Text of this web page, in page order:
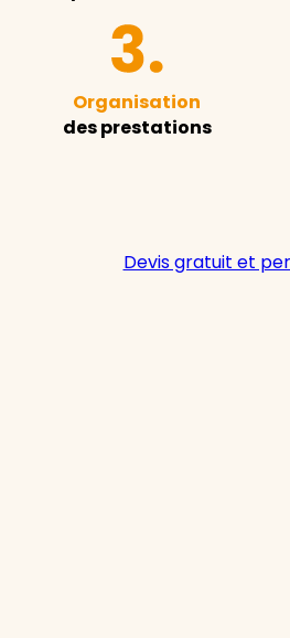
Organisation
des prestations
Devis gratuit et